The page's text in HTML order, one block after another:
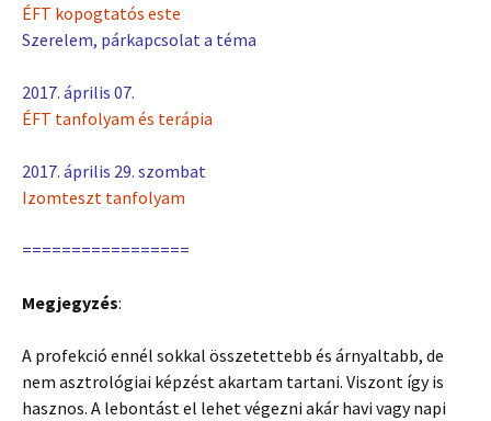
ÉFT kopogtatós este
Szerelem, párkapcsolat a téma
2017. április 07.
ÉFT tanfolyam és terápia
2017. április 29. szombat
Izomteszt tanfolyam
=================
Megjegyzés:
A profekció ennél sokkal összetettebb és árnyaltabb, de
nem asztrológiai képzést akartam tartani. Viszont így is
hasznos. A lebontást el lehet végezni akár havi vagy napi